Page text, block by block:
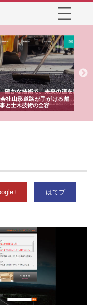
道路が手がける舗
技術の全容
ホクシン
る給排水
績と強み
はてブ